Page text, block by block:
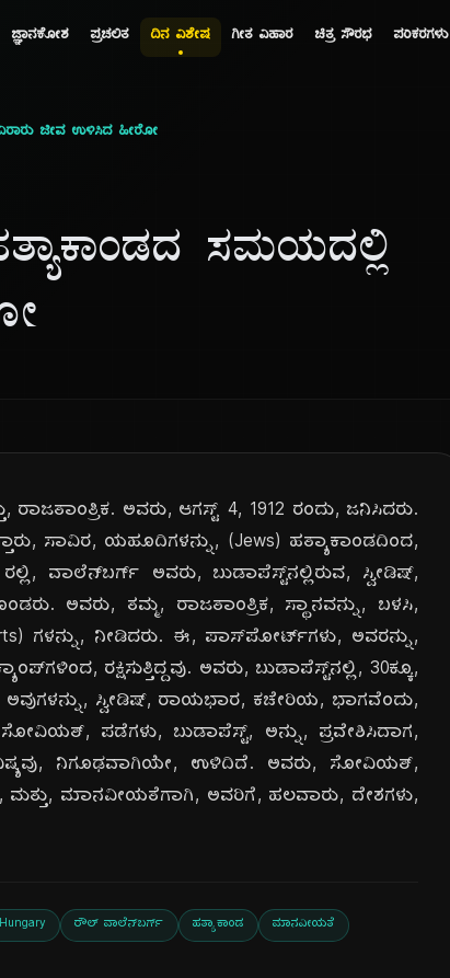
ಜ್ಞಾನಕೋಶ ಪ್ರಚಲಿತ ದಿನ ವಿಶೇಷ ಗೀತ ವಿಹಾರ ಚಿತ್ರ ಸೌರಭ ಪರಿಕರಗಳು
ಜೀವ ಉಳಿಸಿದ ಹೀರೋ
ಸಮಯದಲ್ಲಿ
ಅವರು, ಆಗಸ್ಟ್ 4, 1912 ರಂದು, ಜನಿಸಿದರು.
ಸಾವಿರ, ಯಹೂದಿಗಳನ್ನು, (Jews) ಹತ್ಯಾಕಾಂಡದಿಂದ,
ರಲ್ಲಿ, ವಾಲೆನ್‌ಬರ್ಗ್ ಅವರು, ಬುಡಾಪೆಸ್ಟ್‌ನಲ್ಲಿರುವ, ಸ್ವೀಡಿಷ್,
ಅವರು, ತಮ್ಮ, ರಾಜತಾಂತ್ರಿಕ, ಸ್ಥಾನವನ್ನು, ಬಳಸಿ,
ಗಳನ್ನು, ನೀಡಿದರು. ಈ, ಪಾಸ್‌ಪೋರ್ಟ್‌ಗಳು, ಅವರನ್ನು,
ರಕ್ಷಿಸುತ್ತಿದ್ದವು. ಅವರು, ಬುಡಾಪೆಸ್ಟ್‌ನಲ್ಲಿ, 30ಕ್ಕೂ,
ಅವುಗಳನ್ನು, ಸ್ವೀಡಿಷ್, ರಾಯಭಾರ, ಕಚೇರಿಯ, ಭಾಗವೆಂದು,
ಪಡೆಗಳು, ಬುಡಾಪೆಸ್ಟ್, ಅನ್ನು, ಪ್ರವೇಶಿಸಿದಾಗ,
ನಿಗೂಢವಾಗಿಯೇ, ಉಳಿದಿದೆ. ಅವರು, ಸೋವಿಯತ್,
ಮಾನವೀಯತೆಗಾಗಿ, ಅವರಿಗೆ, ಹಲವಾರು, ದೇಶಗಳು,
Hungary ರೌಲ್ ವಾಲೆನ್‌ಬರ್ಗ್ ಹತ್ಯಾಕಾಂಡ ಮಾನವೀಯತೆ